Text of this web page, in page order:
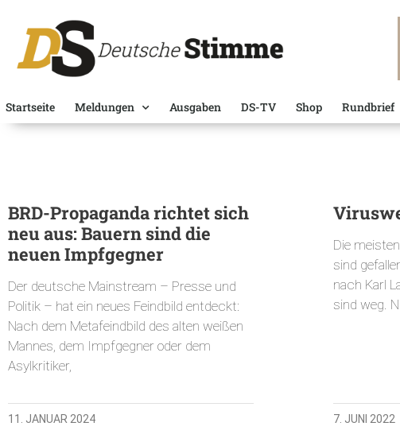
Startseite Meldungen Ausgaben DS-TV Shop Rundbrief
BRD-Propaganda richtet sich
neu aus: Bauern sind die
neuen Impfgegner
Der deutsche Mainstream – Presse und
Politik – hat ein neues Feindbild entdeckt:
Nach dem Metafeindbild des alten weißen
Mannes, dem Impfgegner oder dem
Asylkritiker,
11. JANUAR 2024
Die
sind
nach Karl
sind weg.
7. JUNI 2022